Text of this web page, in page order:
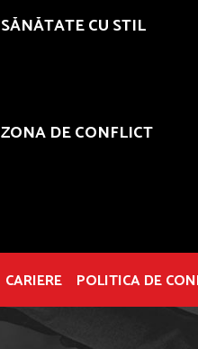
SĂNĂTATE CU STIL
ZONA DE CONFLICT
CARIERE POLITICA DE